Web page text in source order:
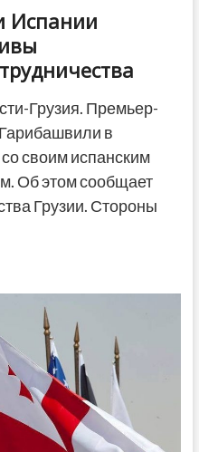
Испании
Грузия. Премьер-
в
своим испанским
Об этом сообщает
Грузии. Стороны